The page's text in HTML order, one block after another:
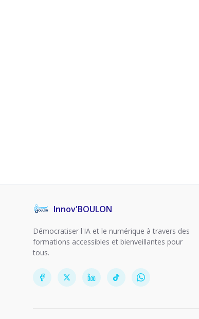
Innov'BOULON
Démocratiser l'IA et le numérique à travers des
formations accessibles et bienveillantes pour
tous.